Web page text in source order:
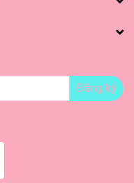
Đăng ký